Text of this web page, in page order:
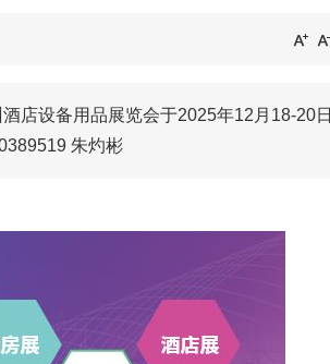
店设备用品展览会于2025年12月18-20日
朱灼彬